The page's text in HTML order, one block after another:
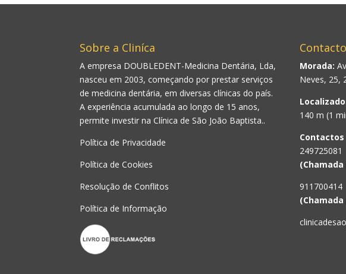
Sobre a Cliníca
A empresa DOUBLEDENT-Medicina Dentária, Lda,
nasceu em 2003, começando por prestar serviços
de medicina dentária, em diversas clínicas do país.
A experiência acumulada ao longo de 15 anos,
permite investir na Clínica de São João Baptista..
Política de Privacidade
Política de Cookies
Resolução de Conflitos
Política de Informação
Morada:
Neves, 25,
140 m (1
Contactos
249725081
911700414